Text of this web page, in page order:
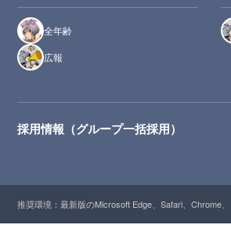
全年齢
広報
採用情報（グループ一括採用）
推奨環境：最新版のMicrosoft Edge、Safari、Chrome